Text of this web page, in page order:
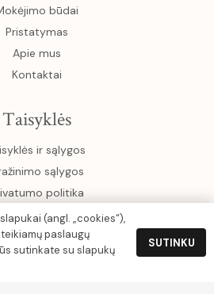
būdai
Pristatymas
Apie mus
Kontaktai
Taisyklės
ir sąlygos
sąlygos
politika
Klientams
(angl. „cookies“),
paslaugų
sutinkate su slapukų
SUTINKU